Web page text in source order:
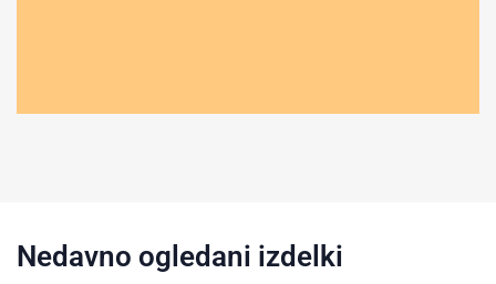
Nedavno ogledani izdelki